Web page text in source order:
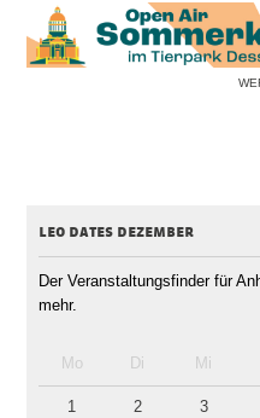
leo dates dezember
Der Veranstaltungsfinder für
mehr.
Mo Di Mi
1 2 3